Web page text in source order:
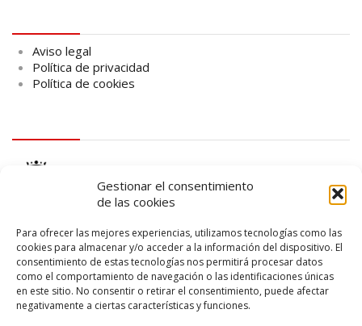
Gestionar el consentimiento
de las cookies
Para ofrecer las mejores experiencias, utilizamos tecnologías como las
cookies para almacenar y/o acceder a la información del dispositivo. El
consentimiento de estas tecnologías nos permitirá procesar datos
como el comportamiento de navegación o las identificaciones únicas
en este sitio. No consentir o retirar el consentimiento, puede afectar
negativamente a ciertas características y funciones.
Aviso legal
Política de privacidad
Política de cookies
logo SID